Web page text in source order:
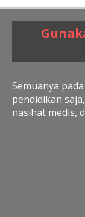
Semuanya
pendidikan
nasihat medis,